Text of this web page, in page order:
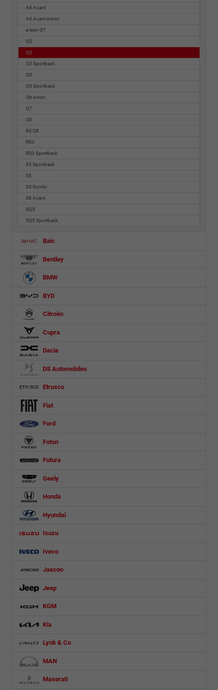
A6 Avant
A6 Avant e-tron
e-tron GT
Q2
Q3
Q3 Sportback
Q5
Q5 Sportback
Q6 e-tron
Q7
Q8
RS Q8
RS3
RS3 Sportback
S3 Sportback
S5
S5 Kombi
S6 Avant
SQ5
SQ5 Sportback
Baic
Bentley
BMW
BYD
Citroën
Cupra
Dacia
DS Automobiles
Etrusco
Fiat
Ford
Foton
Futura
Geely
Honda
Hyundai
Isuzu
Iveco
Jaecoo
Jeep
KGM
Kia
Lynk & Co
MAN
Maserati